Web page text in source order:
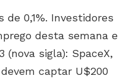
de 0,1%. Investidores
desta semana e
(nova sigla): SpaceX,
captar U$200